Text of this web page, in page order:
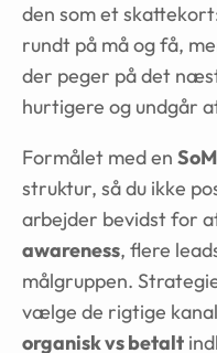
den som et
rundt på må og få,
der peger på det
hurtigere og undgår
Formålet med en
struktur, så du ikke
arbejder bevidst for
awareness, flere
målgruppen.
vælge de rigtige
organisk vs betalt